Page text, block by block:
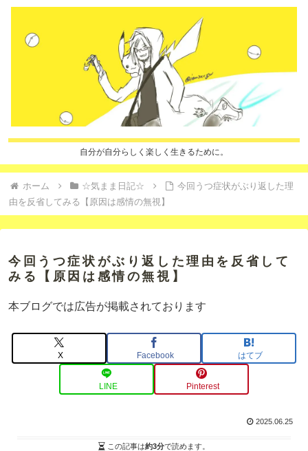
自分が自分らしく楽しく生きるために。
ホーム ☆気まま日記☆
今回うつ症状がぶり返した理
由を反省してみる【原因は感情の無視】
今回うつ症状がぶり返した理由を反省して
みる【原因は感情の無視】
本ブログでは広告が掲載されております
X Facebook はてブ
LINE Pinterest
2025.06.25
この記事は約3分で読めます。